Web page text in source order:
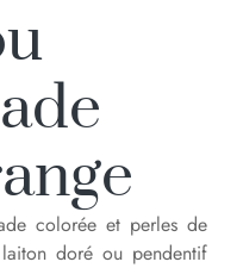
colorée et perles de
doré ou pendentif